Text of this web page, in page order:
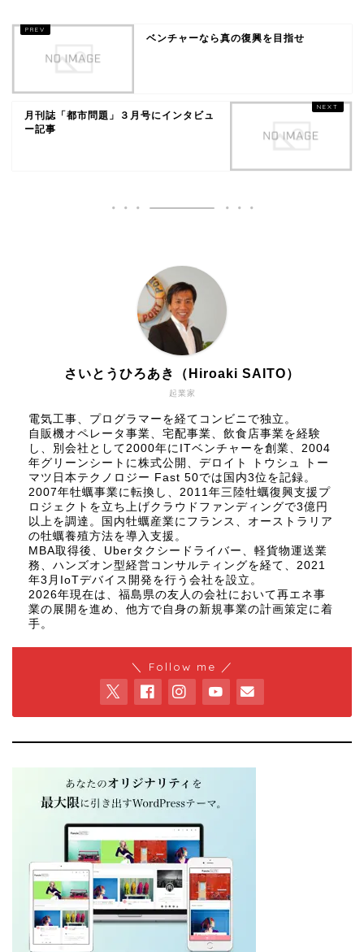
ベンチャーなら真の復興を目指せ
月刊誌「都市問題」３月号にインタビュ
ー記事
起業家
さいとうひろあき（Hiroaki SAITO）
電気工事、プログラマーを経てコンビニで独立。
自販機オペレータ事業、宅配事業、飲食店事業を経験
し、別会社として2000年にITベンチャーを創業、2004
年グリーンシートに株式公開、 デロイト トウシュ トー
マツ日本テクノロジー Fast 50では国内3位を記録。
2007年牡蠣事業に転換し、2011年三陸牡蠣復興支援プ
ロジェクトを立ち上げクラウドファンディングで3億円
以上を調達。国内牡蠣産業にフランス、オーストラリア
の牡蠣養殖方法を導入支援。
MBA取得後、Uberタクシードライバー、軽貨物運送業
務、ハンズオン型経営コンサルティングを経て、2021
年3月IoTデバイス開発を行う会社を設立。
2026年現在は、福島県の友人の会社において再エネ事
業の展開を進め、他方で自身の新規事業の計画策定に着
手。
＼ Follow me ／